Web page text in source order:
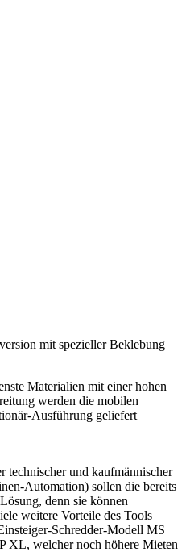
mit spezieller Beklebung
Materialien mit einer hohen
werden die mobilen
Ausführung geliefert
technischer und kaufmännischer
Automation) sollen die bereits
denn sie können
weitere Vorteile des Tools
Schredder-Modell MS
XL, welcher noch höhere Mieten